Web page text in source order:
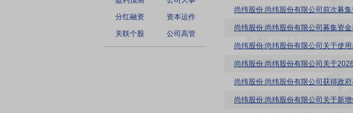
分红融资
资本运作
关联个股
公司高管
尚纬股份:尚纬股份有限公司前次募
尚纬股份:尚纬股份有限公司募集资
尚纬股份:尚纬股份有限公司关于使
尚纬股份:尚纬股份有限公司关于
尚纬股份:尚纬股份有限公司获得政
尚纬股份:尚纬股份有限公司关于新